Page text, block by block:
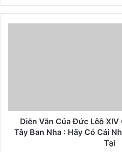
Diễn Văn Của Đức Lêô
Tây Ban Nha : Hãy Có Cái
Tại